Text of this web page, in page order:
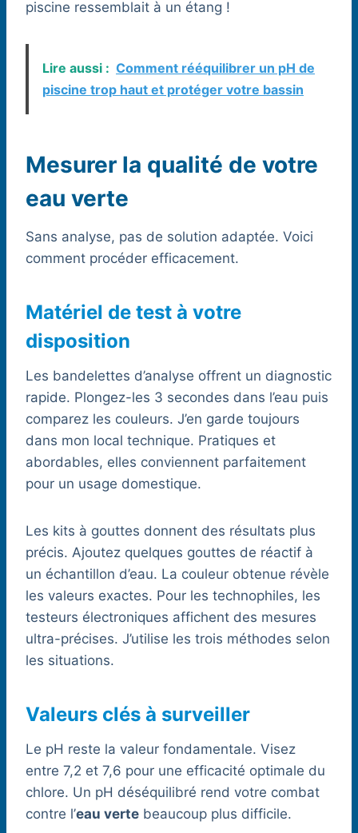
piscine ressemblait à un étang !
Lire aussi : Comment rééquilibrer un pH de
piscine trop haut et protéger votre bassin
Mesurer la qualité de votre
eau verte
Sans analyse, pas de solution adaptée. Voici
comment procéder efficacement.
Matériel de test à votre
disposition
Les bandelettes d’analyse offrent un diagnostic
rapide. Plongez-les 3 secondes dans l’eau puis
comparez les couleurs. J’en garde toujours
dans mon local technique. Pratiques et
abordables, elles conviennent parfaitement
pour un usage domestique.
Les kits à gouttes donnent des résultats plus
précis. Ajoutez quelques gouttes de réactif à
un échantillon d’eau. La couleur obtenue révèle
les valeurs exactes. Pour les technophiles, les
testeurs électroniques affichent des mesures
ultra-précises. J’utilise les trois méthodes selon
les situations.
Valeurs clés à surveiller
Le pH reste la valeur fondamentale. Visez
entre 7,2 et 7,6 pour une efficacité optimale du
chlore. Un pH déséquilibré rend votre combat
contre l’eau verte beaucoup plus difficile.